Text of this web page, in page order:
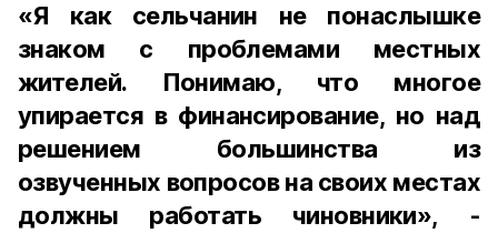
«Я как сельчанин не понаслышке
знаком с проблемами местных
жителей. Понимаю, что многое
упирается в финансирование, но над
решением большинства из
озвученных вопросов на своих местах
должны работать чиновники», -